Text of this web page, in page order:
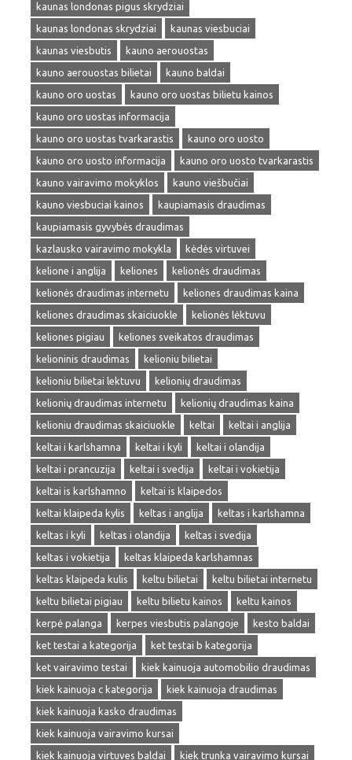
kaunas londonas pigus skrydziai
kaunas londonas skrydziai
kaunas viesbuciai
kaunas viesbutis
kauno aerouostas
kauno aerouostas bilietai
kauno baldai
kauno oro uostas
kauno oro uostas bilietu kainos
kauno oro uostas informacija
kauno oro uostas tvarkarastis
kauno oro uosto
kauno oro uosto informacija
kauno oro uosto tvarkarastis
kauno vairavimo mokyklos
kauno viešbučiai
kauno viesbuciai kainos
kaupiamasis draudimas
kaupiamasis gyvybės draudimas
kazlausko vairavimo mokykla
kėdės virtuvei
kelione i anglija
keliones
kelionės draudimas
kelionės draudimas internetu
keliones draudimas kaina
keliones draudimas skaiciuokle
kelionės lėktuvu
keliones pigiau
keliones sveikatos draudimas
kelioninis draudimas
kelioniu bilietai
kelioniu bilietai lektuvu
kelionių draudimas
kelionių draudimas internetu
kelionių draudimas kaina
kelioniu draudimas skaiciuokle
keltai
keltai i anglija
keltai i karlshamna
keltai i kyli
keltai i olandija
keltai i prancuzija
keltai i svedija
keltai i vokietija
keltai is karlshamno
keltai is klaipedos
keltai klaipeda kylis
keltas i anglija
keltas i karlshamna
keltas i kyli
keltas i olandija
keltas i svedija
keltas i vokietija
keltas klaipeda karlshamnas
keltas klaipeda kulis
keltu bilietai
keltu bilietai internetu
keltu bilietai pigiau
keltu bilietu kainos
keltu kainos
kerpė palanga
kerpes viesbutis palangoje
kesto baldai
ket testai a kategorija
ket testai b kategorija
ket vairavimo testai
kiek kainuoja automobilio draudimas
kiek kainuoja c kategorija
kiek kainuoja draudimas
kiek kainuoja kasko draudimas
kiek kainuoja vairavimo kursai
kiek kainuoja virtuves baldai
kiek trunka vairavimo kursai